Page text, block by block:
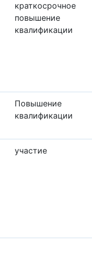
краткосрочное
повышение
квалификации
Повышение
квалификации
участие